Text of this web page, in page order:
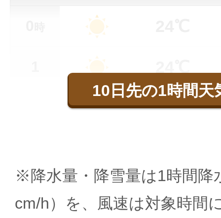
10日先の1時間天
※降水量・降雪量は1時間降
cm/h）を、風速は対象時間